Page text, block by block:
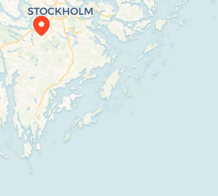
Map is loading…
after your page is loaded
leafletJS files are missing.